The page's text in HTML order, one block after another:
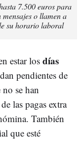
7.500 euros para
mensajes o llamen a
su horario laboral
estar los días
pendientes de
no se han
de las pagas extra
También
que esté